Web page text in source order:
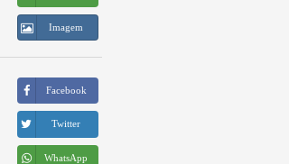
Imagem
Facebook
Twitter
WhatsApp